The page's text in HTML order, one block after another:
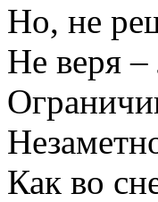
Но, не
Не веря –
Как во